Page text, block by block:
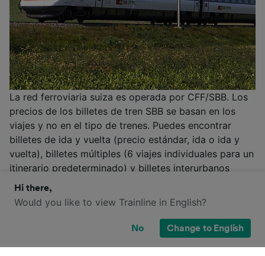
La red ferroviaria suiza es operada por CFF/SBB. Los
precios de los billetes de tren SBB se basan en los
viajes y no en el tipo de trenes. Puedes encontrar
billetes de ida y vuelta (precio estándar, ida o ida y
vuelta), billetes múltiples (6 viajes individuales para un
itinerario predeterminado) y billetes interurbanos
(incluido un pase de transporte de un día para el
transporte en común de las ciudades de origen o
destino).
SBB/Trenes en Suiza/Trenes en Europa
Hi there,
Would you like to view Trainline in English?
No Change to English